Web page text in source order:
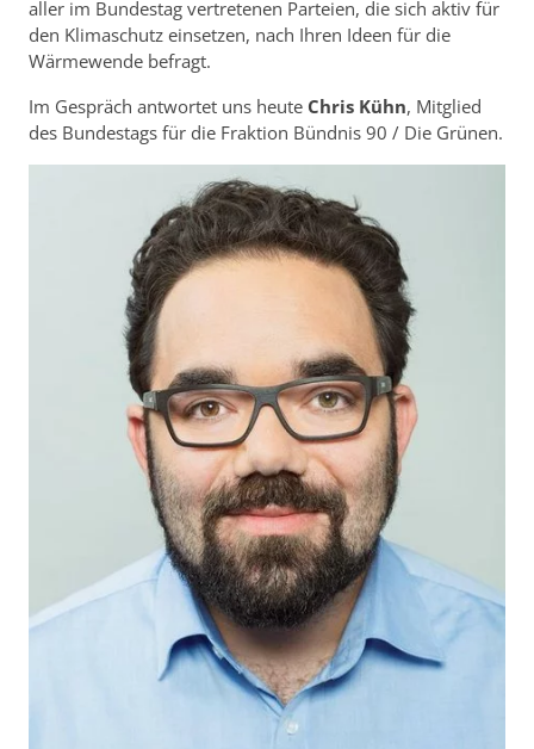
aller im Bundestag vertretenen Parteien, die sich aktiv für
den Klimaschutz einsetzen, nach Ihren Ideen für die
Wärmewende befragt.
Im Gespräch antwortet uns heute Chris Kühn, Mitglied
des Bundestags für die Fraktion Bündnis 90 / Die Grünen.